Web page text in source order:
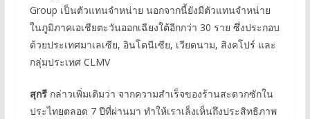
Group เป็นตัวแทนจำหน่าย นอกจากนี้ยังมีตัวแทนจำหน่าย
ในภูมิภาคเอเชียตะวันออกเฉียงใต้อีกกว่า 30 ราย ซึ่งประกอบ
ด้วยประเทศมาเลเซีย, อินโดนีเซีย, เวียดนาม, สิงคโปร์ และ
กลุ่มประเทศ CLMV
สุกรีกล่าวเพิ่มเติมว่า จากความสำเร็จของร้านสะดวกซักใน
ประไทยตลอด 7 ปีที่ผ่านมา ทำให้เราเล็งเห็นถึงประสิทธิภาพ